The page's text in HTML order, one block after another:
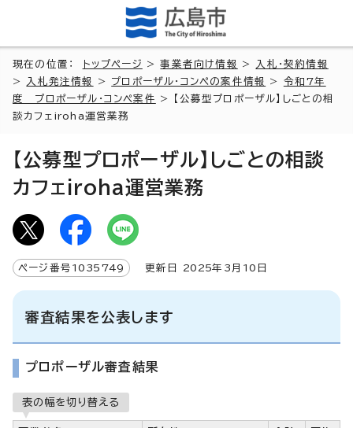
現在の位置： トップページ >事業者向け情報 >
入札・契約情報
>
入札発注情報 > プロポーザル・コンペの案件情報 > 令和7年
度 プロポーザル・コンペ案件
> 【公募型プロポーザル】しごとの相
談カフェiroha運営業務
【公募型プロポーザル】しごとの相談
カフェiroha運営業務
ページ番号 1035749 更新日 2025年3月 10 日
審査結果を公表します
プロポーザル審査結果
表の幅を切り替える